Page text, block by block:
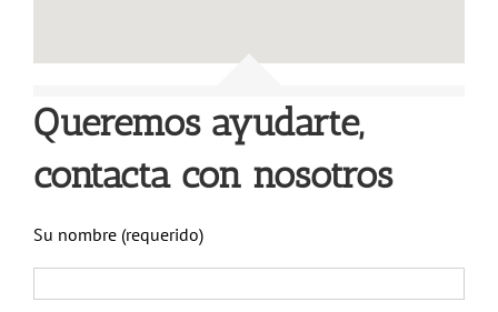
Queremos ayudarte,
contacta con nosotros
Su nombre (requerido)